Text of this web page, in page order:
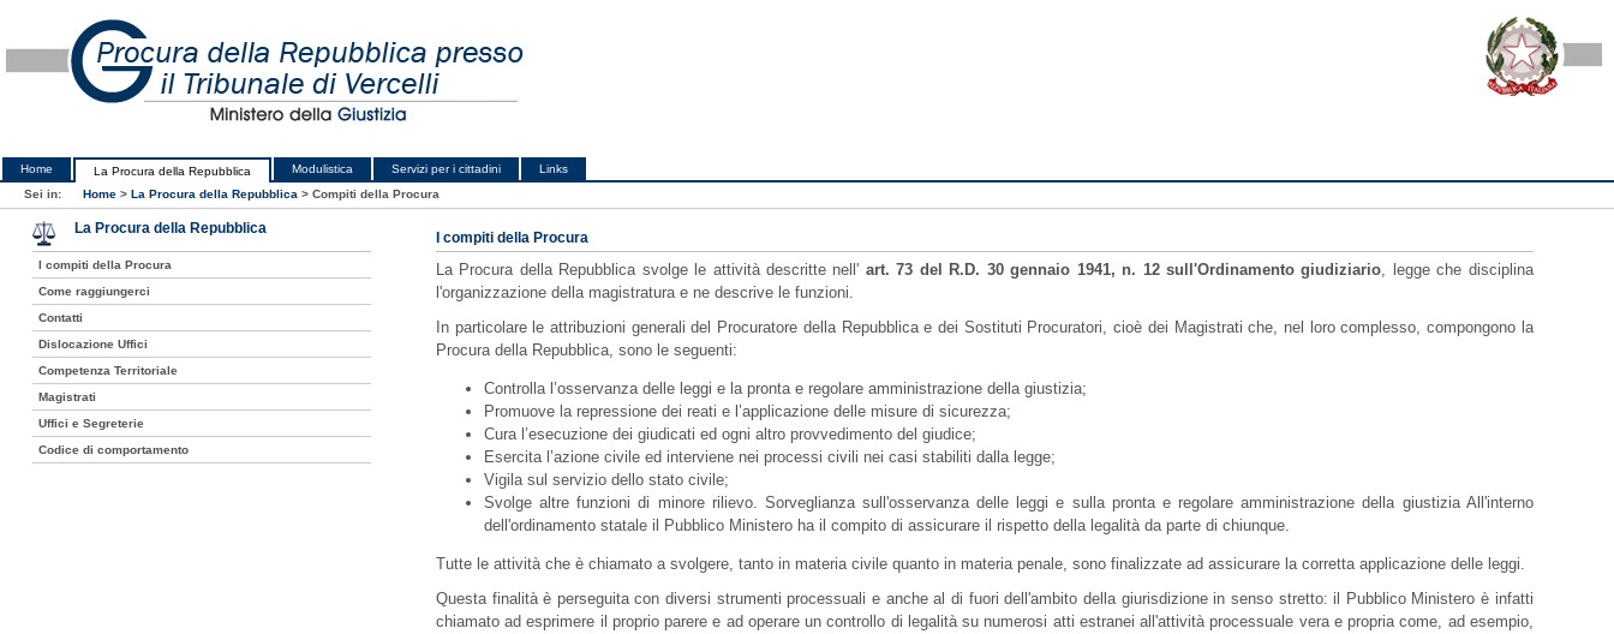
Home La Procura della Repubblica Modulistica Servizi per i cittadini
Links
Sei in:
Home > La Procura della Repubblica > Compiti della Procura
I compiti della Procura
La Procura della Repubblica svolge le attività descritte nell' art. 73 del R.D. 30 gennaio 1941, n. 12 sull'Ordinamento giudiziario, legge che disciplina
l'organizzazione della magistratura e ne descrive le funzioni.
In particolare le attribuzioni generali del Procuratore della Repubblica e dei Sostituti Procuratori, cioè dei Magistrati che, nel loro complesso, compongono la
Procura della Repubblica, sono le seguenti:
Controlla l’osservanza delle leggi e la pronta e regolare amministrazione della giustizia;
Promuove la repressione dei reati e l’applicazione delle misure di sicurezza;
Cura l’esecuzione dei giudicati ed ogni altro provvedimento del giudice;
Esercita l’azione civile ed interviene nei processi civili nei casi stabiliti dalla legge;
Vigila sul servizio dello stato civile;
Svolge altre funzioni di minore rilievo. Sorveglianza sull'osservanza delle leggi e sulla pronta e regolare amministrazione della giustizia All'interno
dell'ordinamento statale il Pubblico Ministero ha il compito di assicurare il rispetto della legalità da parte di chiunque.
Tutte le attività che è chiamato a svolgere, tanto in materia civile quanto in materia penale, sono finalizzate ad assicurare la corretta applicazione delle leggi.
Questa finalità è perseguita con diversi strumenti processuali e anche al di fuori dell'ambito della giurisdizione in senso stretto: il Pubblico Ministero è infatti
chiamato ad esprimere il proprio parere e ad operare un controllo di legalità su numerosi atti estranei all'attività processuale vera e propria come, ad esempio,
La Procura della Repubblica
I compiti della Procura
Come raggiungerci
Contatti
Dislocazione Uffici
Competenza Territoriale
Magistrati
Uffici e Segreterie
Codice di comportamento